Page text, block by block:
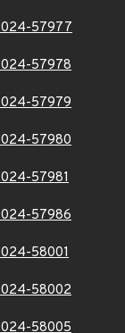
57977
57978
57979
57980
57981
57986
58001
58002
58005